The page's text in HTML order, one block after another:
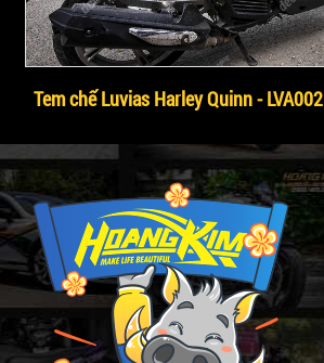
Tem chế Luvias Harley Quinn - LVA002